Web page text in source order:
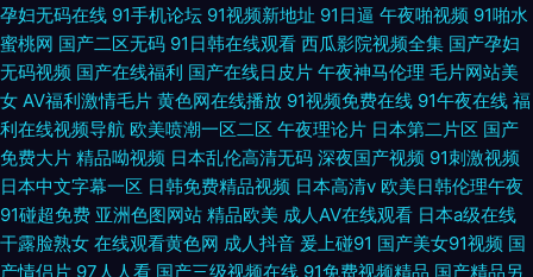
孕妇无码在线 91手机论坛 91视频新地址 91日逼 午夜啪视频 91啪水
蜜桃网 国产二区无码 91日韩在线观看 西瓜影院视频全集 国产孕妇
无码视频 国产在线福利 国产在线日皮片 午夜神马伦理 毛片网站美
女 AV福利激情毛片 黄色网在线播放 91视频免费在线 91午夜在线 福
利在线视频导航 欧美喷潮一区二区 午夜理论片 日本第二片区 国产
免费大片 精品呦视频 日本乱伦高清无码 深夜国产视频 91刺激视频
日本中文字幕一区 日韩免费精品视频 日本高清v 欧美日韩伦理午夜
91碰超免费 亚洲色图网站 精品欧美 成人AV在线观看 日本a级在线
干露脸熟女 在线观看黄色网 成人抖音 爰上碰91 国产美女91视频 国
产情侣片 97人人看 国产三级视频在线 91免费视频精品 国产精品另